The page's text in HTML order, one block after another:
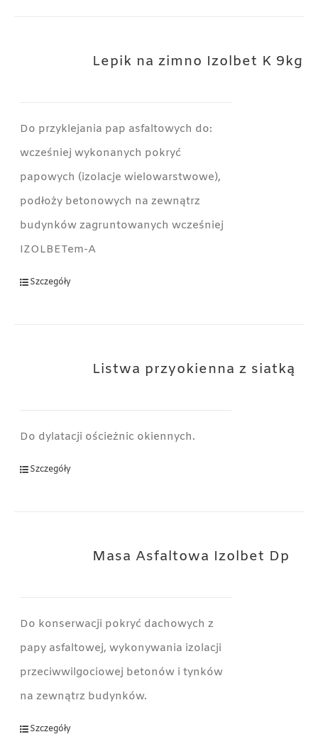
Lepik na zimno Izolbet K 9kg
Do przyklejania pap asfaltowych do:
wcześniej wykonanych pokryć
papowych (izolacje wielowarstwowe),
podłoży betonowych na zewnątrz
budynków zagruntowanych wcześniej
IZOLBETem-A
Szczegóły
Listwa przyokienna z siatką
Do dylatacji ościeżnic okiennych.
Szczegóły
Masa Asfaltowa Izolbet Dp
Do konserwacji pokryć dachowych z
papy asfaltowej, wykonywania izolacji
przeciwwilgociowej betonów i tynków
na zewnątrz budynków.
Szczegóły